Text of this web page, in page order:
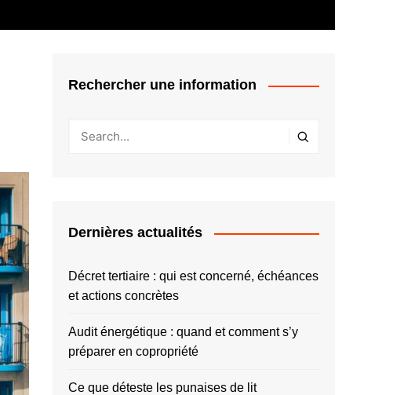
Rechercher une information
Dernières actualités
Décret tertiaire : qui est concerné, échéances
et actions concrètes
Audit énergétique : quand et comment s’y
préparer en copropriété
Ce que déteste les punaises de lit